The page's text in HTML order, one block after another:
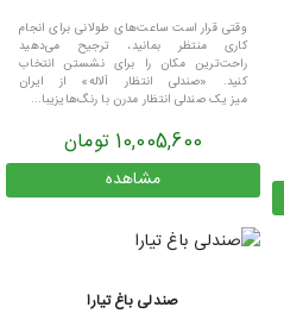
وقتی قرار است ساعت‌های طولانی برای انجام
کاری منتظر بمانید، ترجیح می‌دهید
راحت‌ترین مکان را برای نشستن انتخاب
کنید. «صندلی انتظار آلاله» از ایران
میز یک صندلی‌ انتظار مدرن با رنگ‌هایزیبا...
10,005,600 تومان
مشاهده
صندلی باغ تیارا